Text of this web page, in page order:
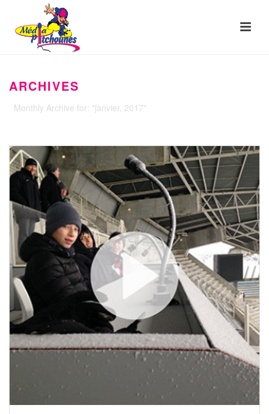
ARCHIVES
Monthly Archive for: "janvier, 2017"